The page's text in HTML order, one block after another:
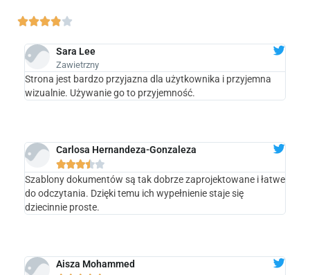

Sara Lee
Zawietrzny
Strona jest bardzo przyjazna dla użytkownika i przyjemna
wizualnie. Używanie go to przyjemność.
Carlosa Hernandeza-Gonzaleza

Szablony dokumentów są tak dobrze zaprojektowane i łatwe
do odczytania. Dzięki temu ich wypełnienie staje się
dziecinnie proste.
Aisza Mohammed